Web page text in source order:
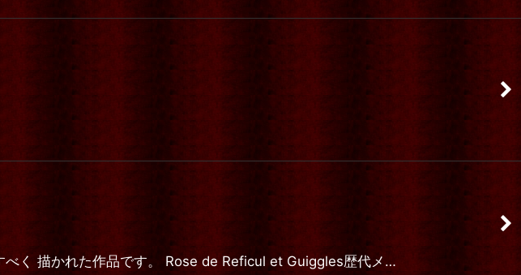
く 描かれた作品です。 Rose de Reficul et Guiggles歴代メ…